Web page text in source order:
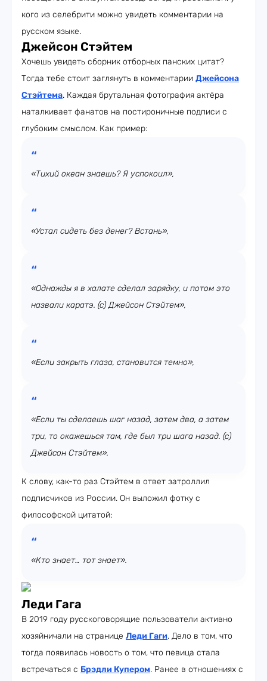
кого из селебрити можно увидеть комментарии на
русском языке.
Джейсон Стэйтем
Хочешь увидеть сборник отборных панских цитат?
Тогда тебе стоит заглянуть в комментарии Джейсона
Стэйтема. Каждая брутальная фотография актёра
наталкивает фанатов на постироничные подписи с
глубоким смыслом. Как пример:
«Тихий океан знаешь? Я успокоил»,
«Устал сидеть без денег? Встань»,
«Однажды я в халате сделал зарядку, и потом это
назвали каратэ. (с) Джейсон Стэйтем»,
«Если закрыть глаза, становится темно»,
«Если ты сделаешь шаг назад, затем два, а затем
три, то окажешься там, где был три шага назад. (с)
Джейсон Стэйтем».
К слову, как-то раз Стэйтем в ответ затроллил
подписчиков из России. Он выложил фотку с
философской цитатой:
«Кто знает… тот знает».
Леди Гага
В 2019 году русскоговорящие пользователи активно
хозяйничали на странице Леди Гаги. Дело в том, что
тогда появилась новость о том, что певица стала
встречаться с Брэдли Купером. Ранее в отношениях с